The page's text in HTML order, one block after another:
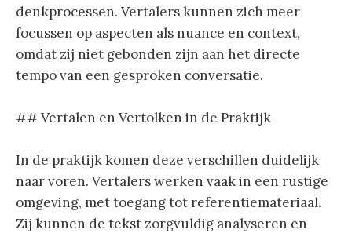
denkprocessen. Vertalers kunnen zich meer
focussen op aspecten als nuance en context,
omdat zij niet gebonden zijn aan het directe
tempo van een gesproken conversatie.
## Vertalen en Vertolken in de Praktijk
In de praktijk komen deze verschillen duidelijk
naar voren. Vertalers werken vaak in een rustige
omgeving, met toegang tot referentiemateriaal.
Zij kunnen de tekst zorgvuldig analyseren en